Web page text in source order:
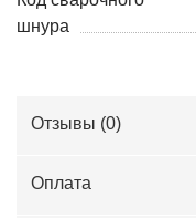
шнура
Отзывы (0)
Оплата